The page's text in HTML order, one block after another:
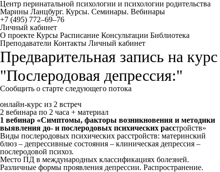
Центр перинатальной психологии и психологии родительства
Марины Ланцбург. Курсы. Семинары. Вебинары
+7 (495) 772–69–76
Личный кабинет
О проекте Курсы Расписание Консультации Библиотека
Преподаватели Контакты Личный кабинет
Предварительная запись на курс
"Послеродовая депрессия:"
Сообщить о старте следующего потока
онлайн-курс из 2 встреч
2 вебинара по 2 часа + материал
1 вебинар «Симптомы, факторы возникновения и методики
выявления до- и послеродовых психических расстройств»
Виды послеродовых психических расстройств: материнский
блюз – депрессивные состояния – клиническая депрессия –
послеродовой психоз.
Место ПД в международных классификациях болезней.
Различные формы проявления депрессии. Распространение.